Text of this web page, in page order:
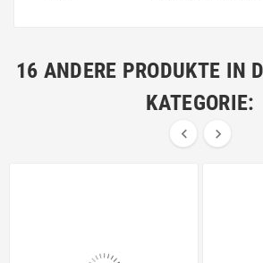
16 ANDERE PRODUKTE IN
KATEGORIE:
 